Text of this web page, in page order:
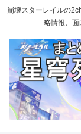
崩壊スターレイルの
略情報、面